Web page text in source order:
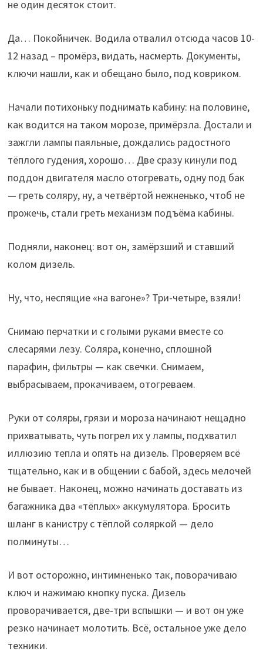
не один десяток стоит.
Да… Покойничек. Водила отвалил отсюда часов 10-
12 назад – промёрз, видать, насмерть. Документы,
ключи нашли, как и обещано было, под ковриком.
Начали потихоньку поднимать кабину: на половине,
как водится на таком морозе, примёрзла. Достали и
зажгли лампы паяльные, дождались радостного
тёплого гудения, хорошо… Две сразу кинули под
поддон двигателя масло отогревать, одну под бак
— греть соляру, ну, а четвёртой нежненько, чтоб не
прожечь, стали греть механизм подъёма кабины.
Подняли, наконец: вот он, замёрзший и ставший
колом дизель.
Ну, что, неспящие «на вагоне»? Три-четыре, взяли!
Снимаю перчатки и с голыми руками вместе со
слесарями лезу. Соляра, конечно, сплошной
парафин, фильтры — как свечки. Снимаем,
выбрасываем, прокачиваем, отогреваем.
Руки от соляры, грязи и мороза начинают нещадно
прихватывать, чуть погрел их у лампы, подхватил
иллюзию тепла и опять на дизель. Проверяем всё
тщательно, как и в общении с бабой, здесь мелочей
не бывает. Наконец, можно начинать доставать из
багажника два «тёплых» аккумулятора. Бросить
шланг в канистру с тёплой соляркой — дело
полминуты…
И вот осторожно, интимненько так, поворачиваю
ключ и нажимаю кнопку пуска. Дизель
проворачивается, две-три вспышки — и вот он уже
резко начинает молотить. Всё, остальное уже дело
техники.